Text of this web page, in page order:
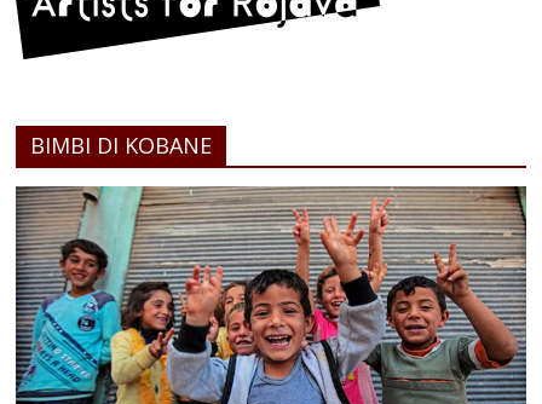
BIMBI DI KOBANE